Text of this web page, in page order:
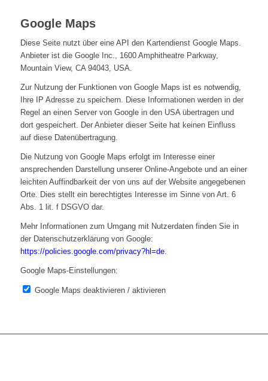
Google Maps
Diese Seite nutzt über eine API den Kartendienst Google Maps.
Anbieter ist die Google Inc., 1600 Amphitheatre Parkway,
Mountain View, CA 94043, USA.
Zur Nutzung der Funktionen von Google Maps ist es notwendig,
Ihre IP Adresse zu speichern. Diese Informationen werden in der
Regel an einen Server von Google in den USA übertragen und
dort gespeichert. Der Anbieter dieser Seite hat keinen Einfluss
auf diese Datenübertragung.
Die Nutzung von Google Maps erfolgt im Interesse einer
ansprechenden Darstellung unserer Online-Angebote und an einer
leichten Auffindbarkeit der von uns auf der Website angegebenen
Orte. Dies stellt ein berechtigtes Interesse im Sinne von Art. 6
Abs. 1 lit. f DSGVO dar.
Mehr Informationen zum Umgang mit Nutzerdaten finden Sie in
der Datenschutzerklärung von Google:
https://policies.google.com/privacy?hl=de.
Google Maps-Einstellungen:
Google Maps deaktivieren / aktivieren